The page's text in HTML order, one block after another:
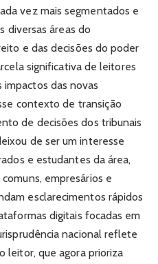
vez mais segmentados e
diversas áreas do
e das decisões do poder
significativa de leitores
das novas
contexto de transição
de decisões dos tribunais
de ser um interesse
e estudantes da área,
empresários e
esclarecimentos rápidos
digitais focadas em
nacional reflete
leitor, que agora prioriza